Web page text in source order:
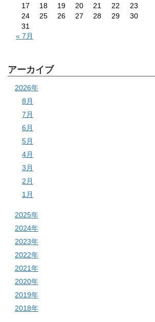
17
18 19 20 21 22
23
24
25 26 27 28 29
30
31
« 7月
アーカイブ
2026年
8月
7月
6月
5月
4月
3月
2月
1月
2025年
2024年
2023年
2022年
2021年
2020年
2019年
2018年